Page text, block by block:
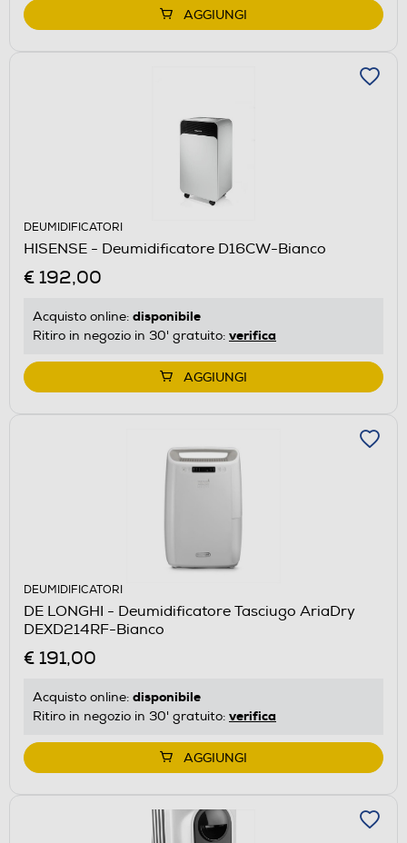
AGGIUNGI
DEUMIDIFICATORI
HISENSE - Deumidificatore D16CW-Bianco
€ 192,00
Acquisto online: disponibile
Ritiro in negozio in 30' gratuito: verifica
AGGIUNGI
DEUMIDIFICATORI
DE LONGHI - Deumidificatore Tasciugo AriaDry
DEXD214RF-Bianco
€ 191,00
Acquisto online: disponibile
Ritiro in negozio in 30' gratuito: verifica
AGGIUNGI